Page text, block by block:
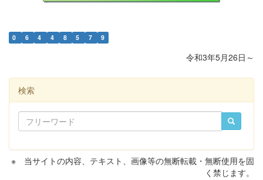
0 6 4 4 8 5 7 9
令和3年5月26日～
検索
※ 当サイトの内容、テキスト、画像等の無断転載・無断使用を固
く禁じます。